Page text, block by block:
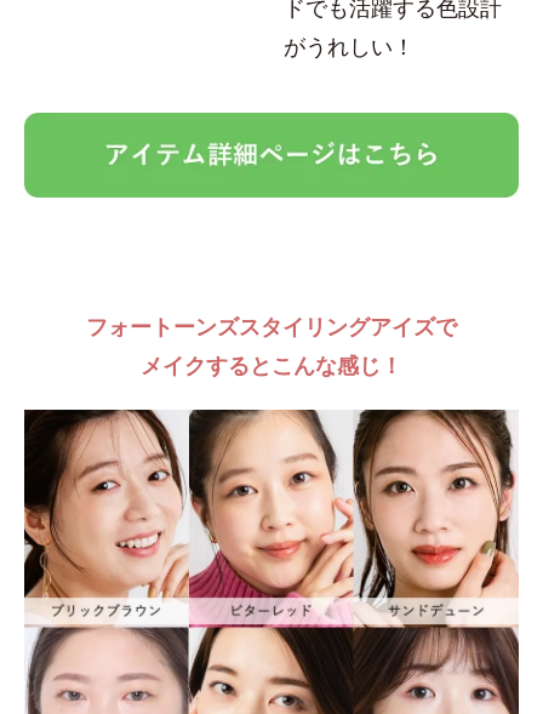
ドでも活躍する色設計
がうれしい！
フォートーンズスタイリングアイズで
メイクするとこんな感じ！